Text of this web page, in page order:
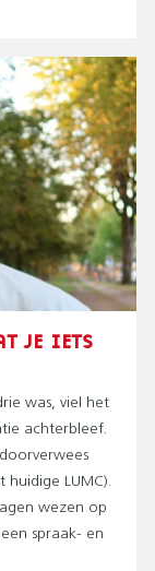
JE IETS
was, viel het
achterbleef.
huidige LUMC).
wezen op
spraak- en